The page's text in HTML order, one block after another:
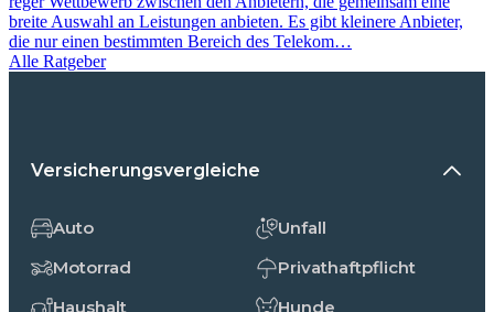
breite Auswahl an Leistungen anbieten. Es gibt kleinere Anbieter,
die nur einen bestimmten Bereich des Telekom…
Alle Ratgeber
Versicherungsvergleiche
Auto
Motorrad
Haushalt
Unfall
Privathaftpflicht
Hunde